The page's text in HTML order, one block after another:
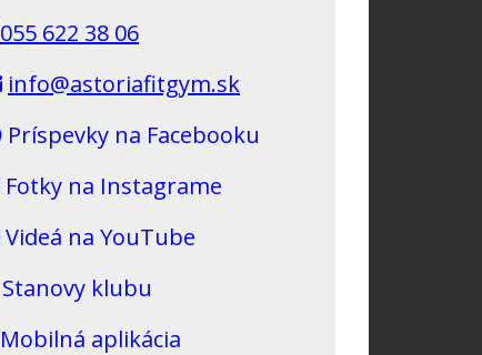
055 622 38 06
info@astoriafitgym.sk
Príspevky na Facebooku
Fotky na Instagrame
Videá na YouTube
Stanovy klubu
Mobilná aplikácia